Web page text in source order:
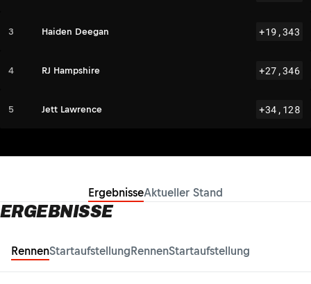
3 Haiden Deegan +19,343
4 RJ Hampshire +27,346
5 JL
Jett Lawrence +34,128
ErgebnisseAktueller Stand
ERGEBNISSE
RennenStartaufstellungRennenStartaufstellung